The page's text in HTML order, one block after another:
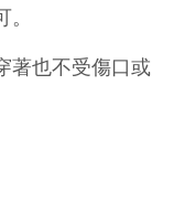
著也不受傷口或